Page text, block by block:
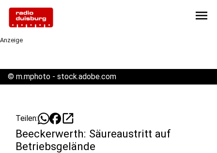
menu
Anzeige
© m.mphoto - stock.adobe.com
Teilen: open_in_new
Beeckerwerth: Säureaustritt auf
Betriebsgelände